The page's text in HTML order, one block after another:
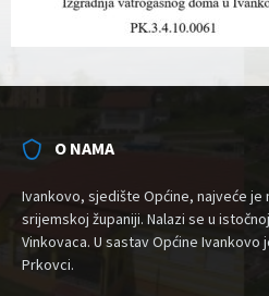
O NAMA
Ivankovo, sjedište Općine, najveće je
srijemskoj županiji. Nalazi se u
Vinkovaca. U sastav Općine Ivankovo
Prkovci.